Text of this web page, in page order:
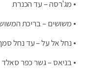
• מג'רסה – עד הכנרת
• משושים – בריכת
• נחל אל על – עד נחל
• בניאס – גשר כפר